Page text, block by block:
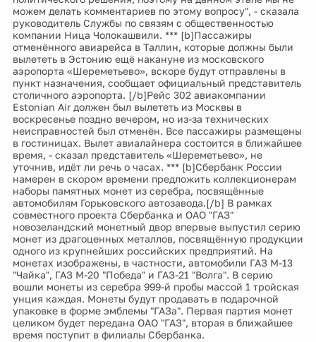
можем делать комментариев по этому вопросу", - сказала
руководитель Службы по связям с общественностью
компании Ница Чолокашвили. *** [b]Пассажиры
отменённого авиарейса в Таллин, которые должны были
вылететь в Эстонию ещё накануне из московского
аэропорта «Шереметьево», вскоре будут отправлены в
пункт назначения, сообщает официальный представитель
столичного аэропорта. [/b]Рейс 302 авиакомпании
Estonian Air должен был вылететь из Москвы в
воскресенье поздно вечером, но из-за технических
неисправностей был отменён. Все пассажиры размещены
в гостиницах. Вылет авиалайнера состоится в ближайшее
время, - сказал представитель «Шереметьево», не
уточнив, идёт ли речь о часах. *** [b]Сбербанк России
намерен в скором времени предложить коллекционерам
наборы памятных монет из серебра, посвящённые
автомобилям Горьковского автозавода.[/b] В рамках
совместного проекта Сбербанка и ОАО "ГАЗ"
новозеландский монетный двор впервые выпустил серию
монет из драгоценных металлов, посвящённую продукции
одного из крупнейших российских предприятий. На
монетах изображены, в частности, автомобили ГАЗ М-13
"Чайка", ГАЗ М-20 "Победа" и ГАЗ-21 "Волга". В серию
вошли монеты из серебра 999-й пробы массой 1 тройская
унция каждая. Монеты будут продавать в подарочной
упаковке в форме эмблемы "ГАЗа". Первая партия монет
целиком будет передана ОАО "ГАЗ", вторая в ближайшее
время поступит в филиалы Сбербанка.